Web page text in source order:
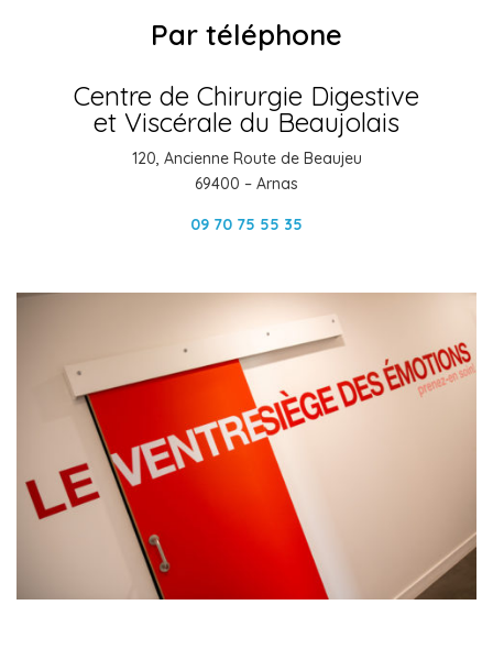
Par téléphone
Centre de Chirurgie Digestive
et Viscérale du Beaujolais
120, Ancienne Route de Beaujeu
69400 – Arnas
09 70 75 55 35